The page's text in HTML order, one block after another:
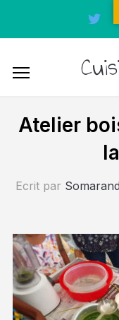
twitter
Atelier
Ecrit par